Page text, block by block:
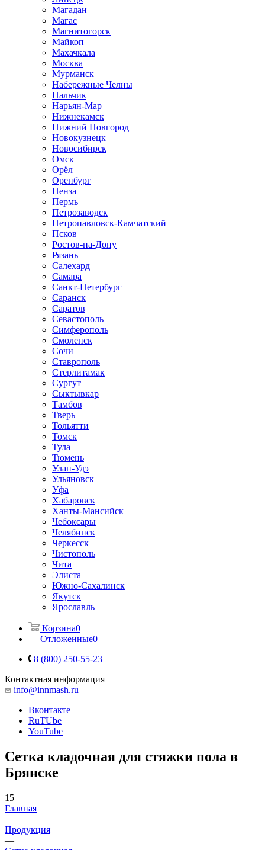
Магадан
Магас
Магнитогорск
Майкоп
Махачкала
Москва
Мурманск
Набережные Челны
Нальчик
Нарьян-Мар
Нижнекамск
Нижний Новгород
Новокузнецк
Новосибирск
Омск
Орёл
Оренбург
Пенза
Пермь
Петрозаводск
Петропавловск-Камчатский
Псков
Ростов-на-Дону
Рязань
Салехард
Самара
Санкт-Петербург
Саранск
Саратов
Севастополь
Симферополь
Смоленск
Сочи
Ставрополь
Стерлитамак
Сургут
Сыктывкар
Тамбов
Тверь
Тольятти
Томск
Тула
Тюмень
Улан-Удэ
Ульяновск
Уфа
Хабаровск
Ханты-Мансийск
Чебоксары
Челябинск
Черкесск
Чистополь
Чита
Элиста
Южно-Сахалинск
Якутск
Ярославль
Корзина0
Отложенные0
8 (800) 250-55-23
Контактная информация
info@innmash.ru
Вконтакте
RuTUbe
YouTube
Сетка кладочная для стяжки пола в
Брянске
15
Главная
—
Продукция
—